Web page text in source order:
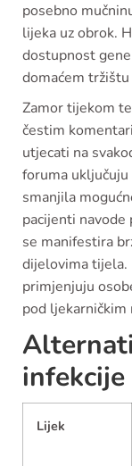
posebno
lijeka uz obrok.
dostupnost
domaćem
Zamor tijekom
čestim
utjecati na
foruma uključuju
smanjila
pacijenti
se manifestira
dijelovima tijela.
primjenjuju
pod ljekarničkim
Lijek